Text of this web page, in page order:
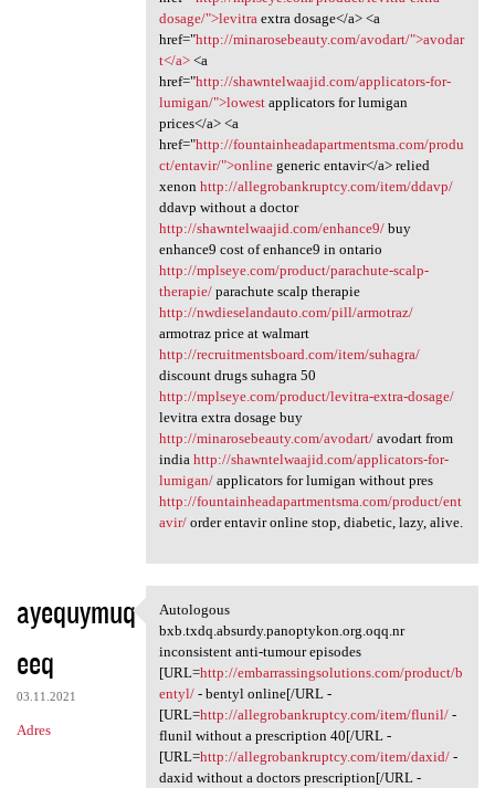
dosage/">levitraextra dosage</a> <a
href="http://minarosebeauty.com/avodart/">avodar
t</a><a
href="http://shawntelwaajid.com/applicators-for-
lumigan/">lowestapplicators for lumigan
prices</a> <a
href="http://fountainheadapartmentsma.com/produ
ct/entavir/">onlinegeneric entavir</a> relied
xenon http://allegrobankruptcy.com/item/ddavp/
ddavp without a doctor
http://shawntelwaajid.com/enhance9/buy
enhance9 cost of enhance9 in ontario
http://mplseye.com/product/parachute-scalp-
therapie/parachute scalp therapie
http://nwdieselandauto.com/pill/armotraz/
armotraz price at walmart
http://recruitmentsboard.com/item/suhagra/
discount drugs suhagra 50
http://mplseye.com/product/levitra-extra-dosage/
levitra extra dosage buy
http://minarosebeauty.com/avodart/avodart from
india http://shawntelwaajid.com/applicators-for-
lumigan/applicators for lumigan without pres
http://fountainheadapartmentsma.com/product/ent
avir/order entavir online stop, diabetic, lazy, alive.
ayequymuq
eeq
03.11.2021
Adres
Autologous bxb.txdq.absurdy
Autologous
bxb.txdq.absurdy.panoptykon.org.oqq.nr
inconsistent anti-tumour episodes
[URL=http://embarrassingsolutions.com/product/b
entyl/- bentyl online[/URL -
[URL=http://allegrobankruptcy.com/item/flunil/-
flunil without a prescription 40[/URL -
[URL=http://allegrobankruptcy.com/item/daxid/-
daxid without a doctors prescription[/URL -